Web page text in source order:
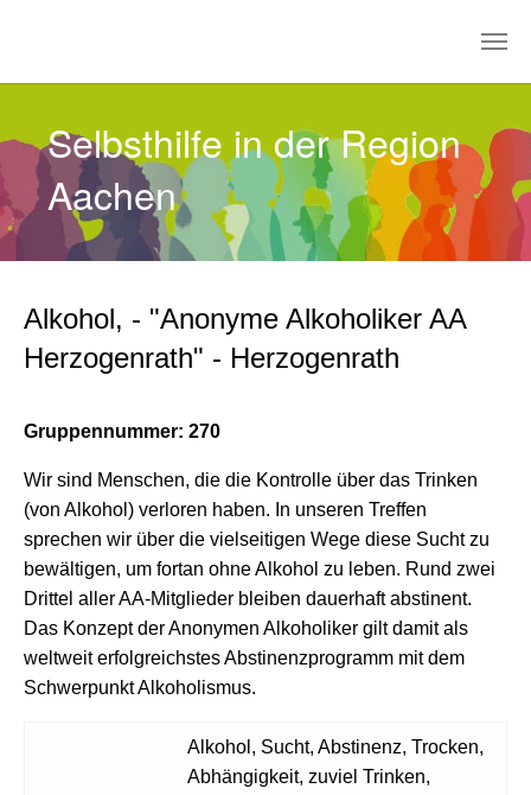
Selbsthilfe in der Region
Aachen
Alkohol, - "Anonyme Alkoholiker AA
Herzogenrath" - Herzogenrath
Gruppennummer: 270
Wir sind Menschen, die die Kontrolle über das Trinken
(von Alkohol) verloren haben. In unseren Treffen
sprechen wir über die vielseitigen Wege diese Sucht zu
bewältigen, um fortan ohne Alkohol zu leben. Rund zwei
Drittel aller AA-Mitglieder bleiben dauerhaft abstinent.
Das Konzept der Anonymen Alkoholiker gilt damit als
weltweit erfolgreichstes Abstinenzprogramm mit dem
Schwerpunkt Alkoholismus.
Alkohol, Sucht, Abstinenz, Trocken,
Abhängigkeit, zuviel Trinken,